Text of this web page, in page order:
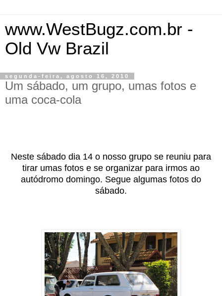
www.WestBugz.com.br -
Old Vw Brazil
segunda-feira, agosto 16, 2010
Um sábado, um grupo, umas fotos e
uma coca-cola
Neste sábado dia 14 o nosso grupo se reuniu para
tirar umas fotos e se organizar para irmos ao
autódromo domingo. Segue algumas fotos do
sábado.